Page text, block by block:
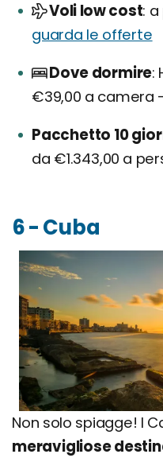
Voli low cost a
guarda le offerte
Dove dormire
€39,00 a camera -
Pacchetto 10
da €1.343,00 a
6 - Cuba
Non solo spiagge! I
meravigliose